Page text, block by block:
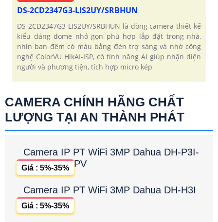
DS-2CD2347G3-LIS2UY/SRBHUN
DS-2CD2347G3-LIS2UY/SRBHUN là dòng camera thiết kế
kiểu dáng dome nhỏ gọn phù hợp lắp đặt trong nhà,
nhìn ban đêm có màu bằng đèn trợ sáng và nhờ công
nghệ ColorVU HikAI-ISP, có tính năng AI giúp nhận diện
người và phương tiện, tích hợp micro kép
CAMERA CHÍNH HÃNG CHẤT
LƯỢNG TẠI AN THÀNH PHÁT
Camera IP PT WiFi 3MP Dahua DH-P3I-
PV
Giá : 5%-35%
Camera IP PT WiFi 3MP Dahua DH-H3I
Giá : 5%-35%